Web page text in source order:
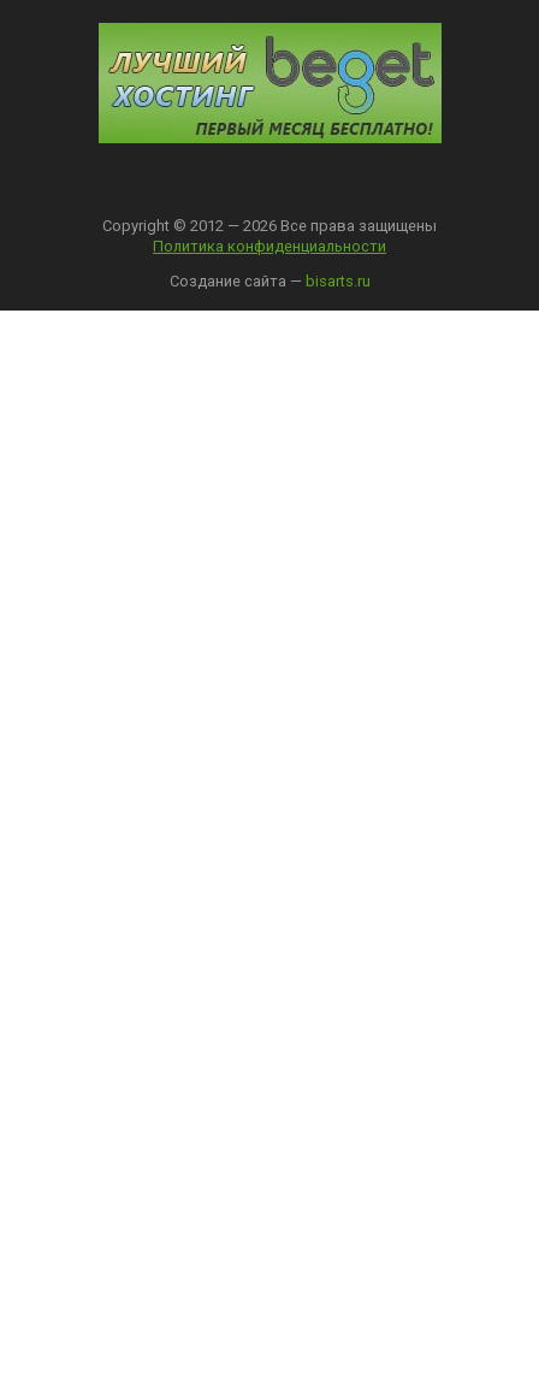
Copyright © 2012 — 2026 Все права защищены
Политика конфиденциальности
Создание сайта — bisarts.ru